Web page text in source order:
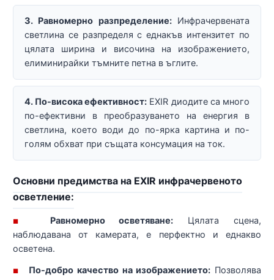
3. Равномерно разпределение:Инфрачервената
светлина се разпределя с еднакъв интензитет по
цялата ширина и височина на изображението,
елиминирайки тъмните петна в ъглите.
4. По-висока ефективност: EXIR диодите са много
по-ефективни в преобразуването на енергия в
светлина, което води до по-ярка картина и по-
голям обхват при същата консумация на ток.
Основни предимства на EXIR инфрачервеното
осветление:
■ Равномерно осветяване: Цялата сцена,
наблюдавана от камерата, е перфектно и еднакво
осветена.
■ По-добро качество на изображението: Позволява